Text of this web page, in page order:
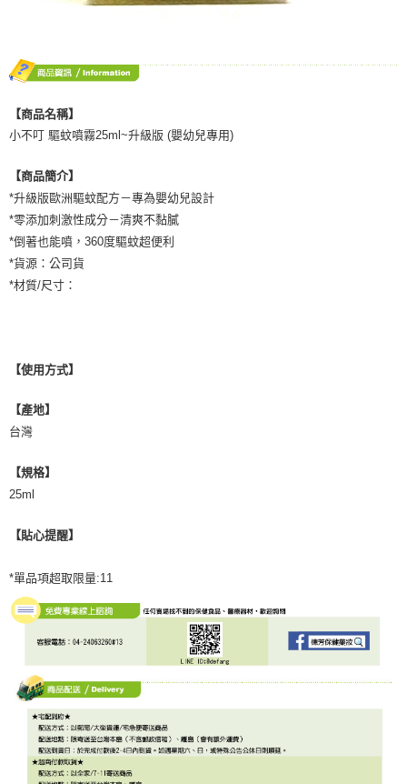
【商品名稱】
小不叮 驅蚊噴霧25ml~升級版 (嬰幼兒專用)
【商品簡介】
*升級版歐洲驅蚊配方－專為嬰幼兒設計
*零添加刺激性成分－清爽不黏膩
*倒著也能噴，360度驅蚊超便利
*貨源：公司貨
*材質/尺寸：
【使用方式】
【產地】
台灣
【規格】
25ml
【貼心提醒】
*單品項超取限量:11